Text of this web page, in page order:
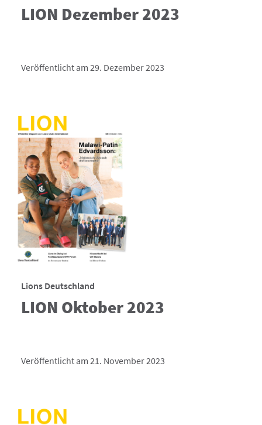
LION Dezember 2023
Veröffentlicht am 29. Dezember 2023
Lions Deutschland
LION Oktober 2023
Veröffentlicht am 21. November 2023